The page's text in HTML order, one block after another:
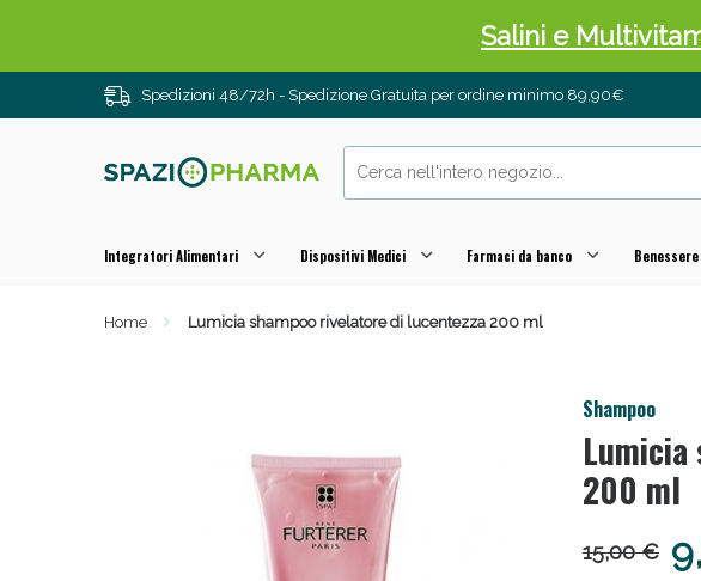
Spedizioni 48/72h - Spedizione Gratuita per ordine minimo 89,90€
Integratori Alimentari Dispositivi Medici Farmaci da banco
Home Lumicia shampoo rivelatore di lucentezza 200 ml
Shampoo
200 ml
15,00 €
Salini e
Anticellulite e